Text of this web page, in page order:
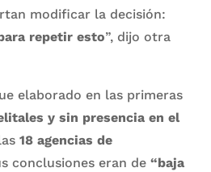
modificar la decisión:
repetir esto”, dijo otra
elaborado en las primeras
y sin presencia en el
18 agencias de
conclusiones eran de “baja